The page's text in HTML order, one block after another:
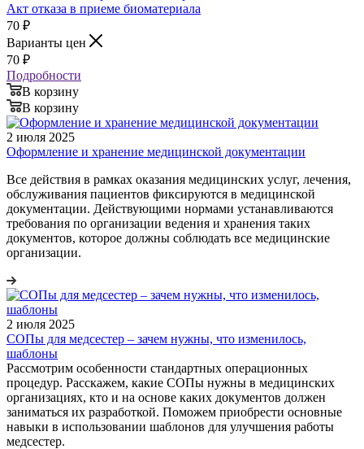
Акт отказа в приеме биоматериала
70 ₽
Варианты цен
70 ₽
Подробности
В корзину
В корзину
2 июля 2025
Оформление и хранение медицинской документации
Все действия в рамках оказания медицинских услуг, лечения,
обслуживания пациентов фиксируются в медицинской
документации. Действующими нормами устанавливаются
требования по организации ведения и хранения таких
документов, которое должны соблюдать все медицинские
организации.
2 июля 2025
СОПы для медсестер – зачем нужны, что изменилось,
шаблоны
Рассмотрим особенности стандартных операционных
процедур. Расскажем, какие СОПы нужны в медицинских
организациях, кто и на основе каких документов должен
заниматься их разработкой. Поможем приобрести основные
навыки в использовании шаблонов для улучшения работы
медсестер.